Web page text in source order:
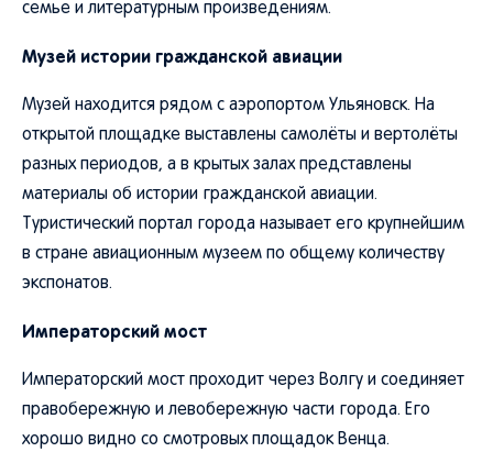
семье и литературным произведениям.
Музей истории гражданской авиации
Музей находится рядом с аэропортом Ульяновск. На
открытой площадке выставлены самолёты и вертолёты
разных периодов, а в крытых залах представлены
материалы об истории гражданской авиации.
Туристический портал города называет его крупнейшим
в стране авиационным музеем по общему количеству
экспонатов.
Императорский мост
Императорский мост проходит через Волгу и соединяет
правобережную и левобережную части города. Его
хорошо видно со смотровых площадок Венца.